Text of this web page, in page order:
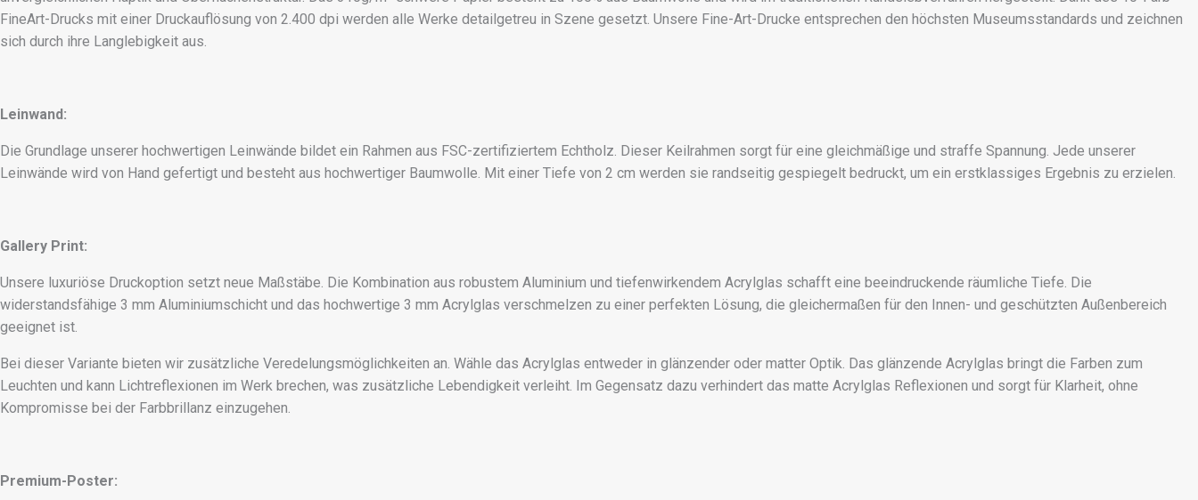
FineArt-Drucks mit einer Druckauflösung von 2.400 dpi werden alle Werke detailgetreu in Szene gesetzt. Unsere Fine-Art-Drucke entsprechen den höchsten Museumsstandards und zeichnen
sich durch ihre Langlebigkeit aus.
Leinwand:
Die Grundlage unserer hochwertigen Leinwände bildet ein Rahmen aus FSC-zertifiziertem Echtholz. Dieser Keilrahmen sorgt für eine gleichmäßige und straffe Spannung. Jede unserer
Leinwände wird von Hand gefertigt und besteht aus hochwertiger Baumwolle. Mit einer Tiefe von 2 cm werden sie randseitig gespiegelt bedruckt, um ein erstklassiges Ergebnis zu erzielen.
Gallery Print:
Unsere luxuriöse Druckoption setzt neue Maßstäbe. Die Kombination aus robustem Aluminium und tiefenwirkendem Acrylglas schafft eine beeindruckende räumliche Tiefe. Die
widerstandsfähige 3 mm Aluminiumschicht und das hochwertige 3 mm Acrylglas verschmelzen zu einer perfekten Lösung, die gleichermaßen für den Innen- und geschützten Außenbereich
geeignet ist.
Bei dieser Variante bieten wir zusätzliche Veredelungsmöglichkeiten an. Wähle das Acrylglas entweder in glänzender oder matter Optik. Das glänzende Acrylglas bringt die Farben zum
Leuchten und kann Lichtreflexionen im Werk brechen, was zusätzliche Lebendigkeit verleiht. Im Gegensatz dazu verhindert das matte Acrylglas Reflexionen und sorgt für Klarheit, ohne
Kompromisse bei der Farbbrillanz einzugehen.
Premium-Poster: